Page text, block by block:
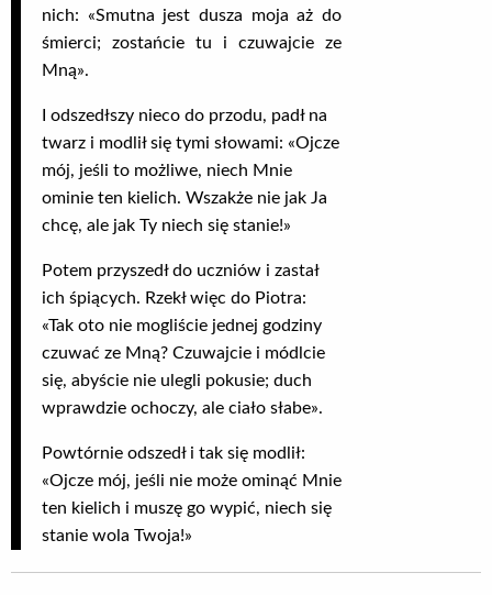
nich: «Smutna jest dusza moja aż do
śmierci; zostańcie tu i czuwajcie ze
Mną».
I odszedłszy nieco do przodu, padł na
twarz i modlił się tymi słowami: «Ojcze
mój, jeśli to możliwe, niech Mnie
ominie ten kielich. Wszakże nie jak Ja
chcę, ale jak Ty niech się stanie!»
Potem przyszedł do uczniów i zastał
ich śpiących. Rzekł więc do Piotra:
«Tak oto nie mogliście jednej godziny
czuwać ze Mną? Czuwajcie i módlcie
się, abyście nie ulegli pokusie; duch
wprawdzie ochoczy, ale ciało słabe».
Powtórnie odszedł i tak się modlił:
«Ojcze mój, jeśli nie może ominąć Mnie
ten kielich i muszę go wypić, niech się
stanie wola Twoja!»